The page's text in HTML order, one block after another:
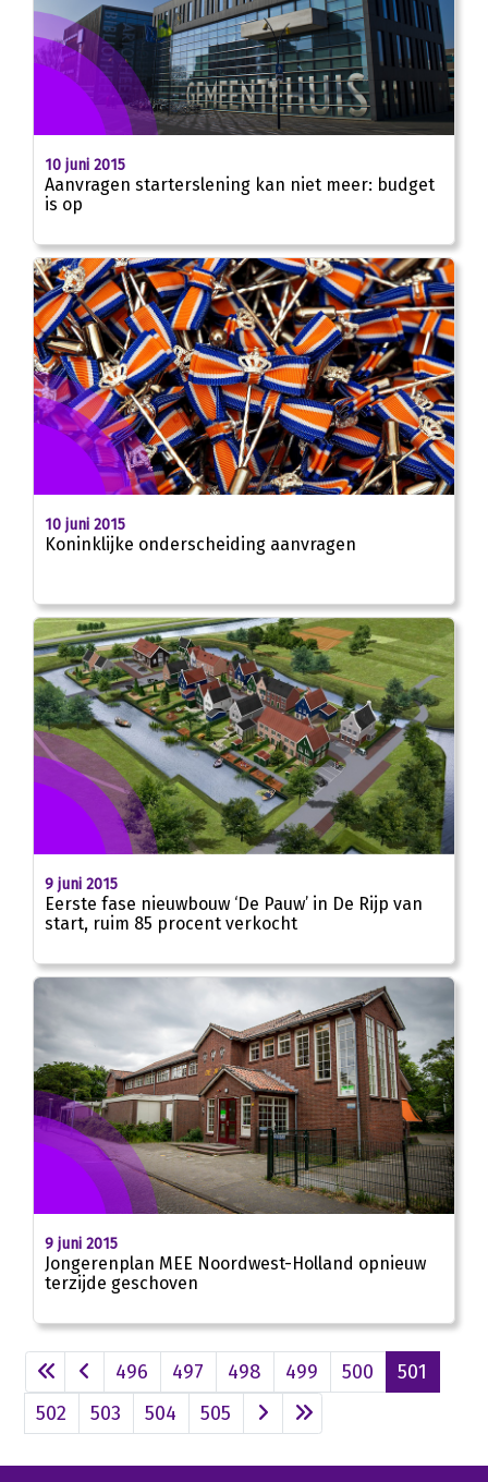
10 juni 2015
Aanvragen starterslening kan niet meer: budget
is op
10 juni 2015
Koninklijke onderscheiding aanvragen
9 juni 2015
Eerste fase nieuwbouw ‘De Pauw’ in De Rijp van
start, ruim 85 procent verkocht
9 juni 2015
Jongerenplan MEE Noordwest-Holland opnieuw
terzijde geschoven
496 497 498 499 500
501
502
503 504 505